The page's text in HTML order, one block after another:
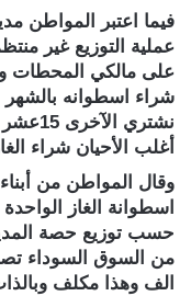
فيما اعتبر المواطن
عملية التوزيع غير
على مالكي المحطات
شراء اسطوانه بالشهر
نشتري
أغلب الأحيان شراء
وقال المواطن من
اسطوانة الغاز
حسب توزيع حصة
من السوق السوداء
الف وهذا مكلف